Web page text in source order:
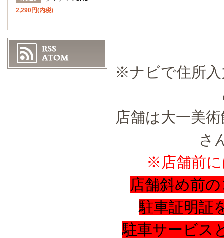
※ナビで住所
店舗は大一美
さ
※店舗前に
店舗斜め前の
駐車証明証
駐車サービス
2,290円(内税)